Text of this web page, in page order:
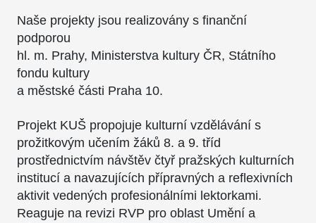
Naše projekty jsou realizovány s finanční
podporou
hl. m. Prahy, Ministerstva kultury ČR, Státního
fondu kultury
a městské části Praha 10.
Projekt KUŠ propojuje kulturní vzdělávání s
prožitkovým učením žáků 8. a 9. tříd
prostřednictvím návštěv čtyř pražských kulturních
institucí a navazujících přípravných a reflexivních
aktivit vedených profesionálními lektorkami.
Reaguje na revizi RVP pro oblast Umění a